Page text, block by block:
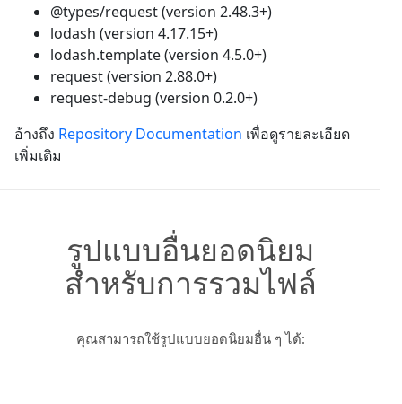
@types/request (version 2.48.3+)
lodash (version 4.17.15+)
lodash.template (version 4.5.0+)
request (version 2.88.0+)
request-debug (version 0.2.0+)
อ้างถึง Repository Documentation เพื่อดูรายละเอียด
เพิ่มเติม
รูปแบบอื่นยอดนิยม
สำหรับการรวมไฟล์
คุณสามารถใช้รูปแบบยอดนิยมอื่น ๆ ได้: